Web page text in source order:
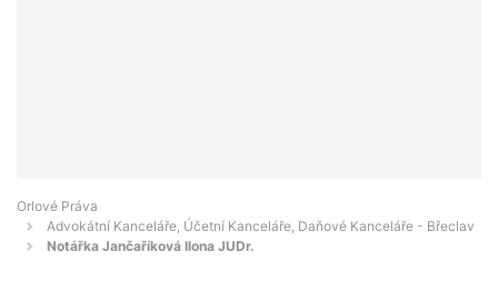
Orlové Práva
Advokátní Kanceláře, Účetní Kanceláře, Daňové Kanceláře - Břeclav
Notářka Jančaříková Ilona JUDr.